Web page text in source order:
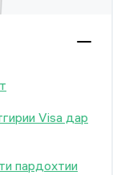
Visa дар
пардохтии